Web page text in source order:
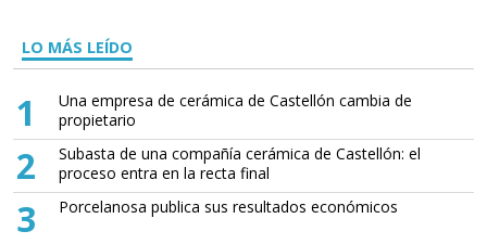
LO MÁS LEÍDO
1
Una empresa de cerámica de Castellón cambia de
propietario
2
Subasta de una compañía cerámica de Castellón: el
proceso entra en la recta final
3 Porcelanosa publica sus resultados económicos